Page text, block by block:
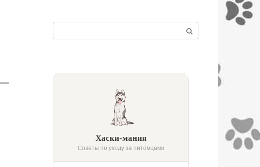
Хаски-мания
Советы по уходу за питомцами